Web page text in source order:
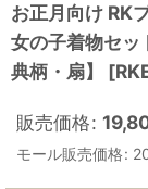
お正月向け RK
女の子着物セ
典柄・扇】
[
販売価格:
モール販売価格: